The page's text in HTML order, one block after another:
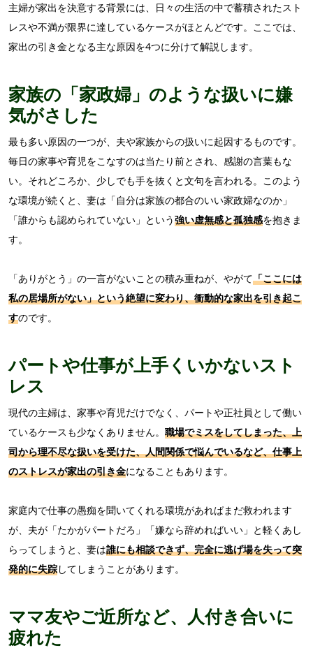
主婦が家出を決意する背景には、日々の生活の中で蓄積されたスト
レスや不満が限界に達しているケースがほとんどです。ここでは、
家出の引き金となる主な原因を4つに分けて解説します。
家族の「家政婦」のような扱いに嫌
気がさした
最も多い原因の一つが、夫や家族からの扱いに起因するものです。
毎日の家事や育児をこなすのは当たり前とされ、感謝の言葉もな
い。それどころか、少しでも手を抜くと文句を言われる。このよう
な環境が続くと、妻は「自分は家族の都合のいい家政婦なのか」
「誰からも認められていない」という強い虚無感と孤独感を抱きま
す。
「ありがとう」の一言がないことの積み重ねが、やがて「ここには
私の居場所がない」という絶望に変わり、衝動的な家出を引き起こ
すのです。
パートや仕事が上手くいかないスト
レス
現代の主婦は、家事や育児だけでなく、パートや正社員として働い
ているケースも少なくありません。 職場でミスをしてしまった、上
司から理不尽な扱いを受けた、人間関係で悩んでいるなど、仕事上
のストレスが家出の引き金になることもあります。
家庭内で仕事の愚痴を聞いてくれる環境があればまだ救われます
が、夫が「たかがパートだろ」「嫌なら辞めればいい」と軽くあし
らってしまうと、妻は誰にも相談できず、完全に逃げ場を失って突
発的に失踪してしまうことがあります。
ママ友やご近所など、人付き合いに
疲れた